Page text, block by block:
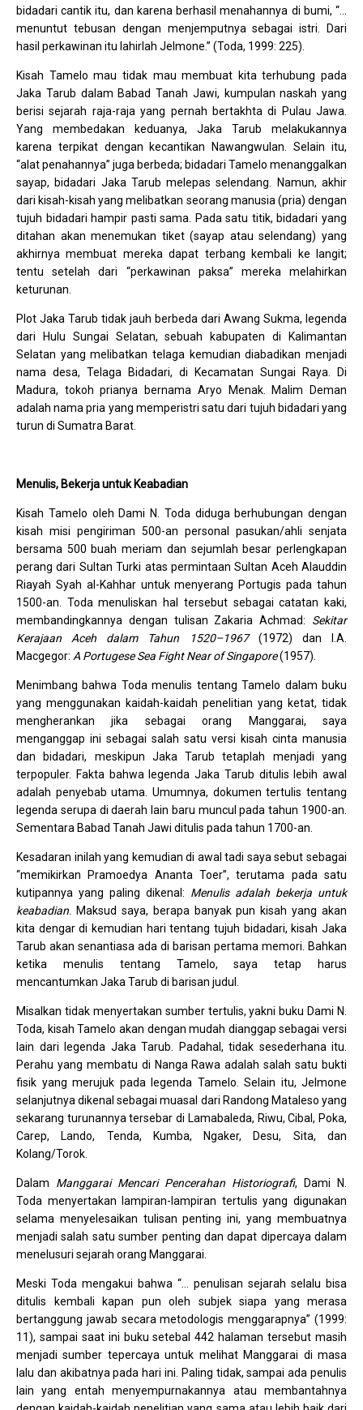
bidadari cantik itu, dan karena berhasil menahannya di bumi, “…
menuntut tebusan dengan menjemputnya sebagai istri. Dari
hasil perkawinan itu lahirlah Jelmone.” (Toda, 1999: 225).
Kisah Tamelo mau tidak mau membuat kita terhubung pada
Jaka Tarub dalam Babad Tanah Jawi, kumpulan naskah yang
berisi sejarah raja-raja yang pernah bertakhta di Pulau Jawa.
Yang membedakan keduanya, Jaka Tarub melakukannya
karena terpikat dengan kecantikan Nawangwulan. Selain itu,
“alat penahannya” juga berbeda; bidadari Tamelo menanggalkan
sayap, bidadari Jaka Tarub melepas selendang. Namun, akhir
dari kisah-kisah yang melibatkan seorang manusia (pria) dengan
tujuh bidadari hampir pasti sama. Pada satu titik, bidadari yang
ditahan akan menemukan tiket (sayap atau selendang) yang
akhirnya membuat mereka dapat terbang kembali ke langit;
tentu setelah dari “perkawinan paksa” mereka melahirkan
keturunan.
Plot Jaka Tarub tidak jauh berbeda dari Awang Sukma, legenda
dari Hulu Sungai Selatan, sebuah kabupaten di Kalimantan
Selatan yang melibatkan telaga kemudian diabadikan menjadi
nama desa, Telaga Bidadari, di Kecamatan Sungai Raya. Di
Madura, tokoh prianya bernama Aryo Menak. Malim Deman
adalah nama pria yang memperistri satu dari tujuh bidadari yang
turun di Sumatra Barat.
Menulis, Bekerja untuk Keabadian
Kisah Tamelo oleh Dami N. Toda diduga berhubungan dengan
kisah misi pengiriman 500-an personal pasukan/ahli senjata
bersama 500 buah meriam dan sejumlah besar perlengkapan
perang dari Sultan Turki atas permintaan Sultan Aceh Alauddin
Riayah Syah al-Kahhar untuk menyerang Portugis pada tahun
1500-an. Toda menuliskan hal tersebut sebagai catatan kaki,
membandingkannya dengan tulisan Zakaria Achmad: Sekitar
Kerajaan Aceh dalam Tahun 1520–1967(1972) dan I.A.
Macgegor: A Portugese Sea Fight Near of Singapore(1957).
Menimbang bahwa Toda menulis tentang Tamelo dalam buku
yang menggunakan kaidah-kaidah penelitian yang ketat, tidak
mengherankan jika sebagai orang Manggarai, saya
menganggap ini sebagai salah satu versi kisah cinta manusia
dan bidadari, meskipun Jaka Tarub tetaplah menjadi yang
terpopuler. Fakta bahwa legenda Jaka Tarub ditulis lebih awal
adalah penyebab utama. Umumnya, dokumen tertulis tentang
legenda serupa di daerah lain baru muncul pada tahun 1900-an.
Sementara Babad Tanah Jawi ditulis pada tahun 1700-an.
Kesadaran inilah yang kemudian di awal tadi saya sebut sebagai
“memikirkan Pramoedya Ananta Toer”, terutama pada satu
kutipannya yang paling dikenal: Menulis adalah bekerja untuk
keabadian. Maksud saya, berapa banyak pun kisah yang akan
kita dengar di kemudian hari tentang tujuh bidadari, kisah Jaka
Tarub akan senantiasa ada di barisan pertama memori. Bahkan
ketika menulis tentang Tamelo, saya tetap harus
mencantumkan Jaka Tarub di barisan judul.
Misalkan tidak menyertakan sumber tertulis, yakni buku Dami N.
Toda, kisah Tamelo akan dengan mudah dianggap sebagai versi
lain dari legenda Jaka Tarub. Padahal, tidak sesederhana itu.
Perahu yang membatu di Nanga Rawa adalah salah satu bukti
fisik yang merujuk pada legenda Tamelo. Selain itu, Jelmone
selanjutnya dikenal sebagai muasal dari Randong Mataleso yang
sekarang turunannya tersebar di Lamabaleda, Riwu, Cibal, Poka,
Carep, Lando, Tenda, Kumba, Ngaker, Desu, Sita, dan
Kolang/Torok.
Dalam Manggarai Mencari Pencerahan Historiografi, Dami N.
Toda menyertakan lampiran-lampiran tertulis yang digunakan
selama menyelesaikan tulisan penting ini, yang membuatnya
menjadi salah satu sumber penting dan dapat dipercaya dalam
menelusuri sejarah orang Manggarai.
Meski Toda mengakui bahwa “… penulisan sejarah selalu bisa
ditulis kembali kapan pun oleh subjek siapa yang merasa
bertanggung jawab secara metodologis menggarapnya” (1999:
11), sampai saat ini buku setebal 442 halaman tersebut masih
menjadi sumber tepercaya untuk melihat Manggarai di masa
lalu dan akibatnya pada hari ini. Paling tidak, sampai ada penulis
lain yang entah menyempurnakannya atau membantahnya